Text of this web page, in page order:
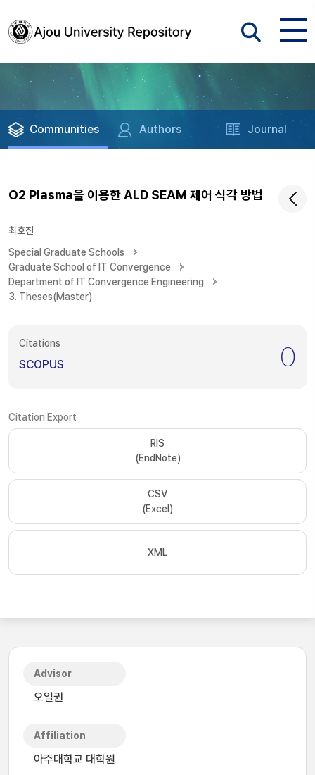
Communities Authors Journal
O2 Plasma을 이용한 ALD SEAM 제어 식각 방법
최호진
Special Graduate Schools
Graduate School of IT Convergence
Department of IT Convergence Engineering
3. Theses(Master)
Citations
SCOPUS 0
Citation Export
RIS
(EndNote)
CSV
(Excel)
XML
Advisor
오일권
Affiliation
아주대학교 대학원